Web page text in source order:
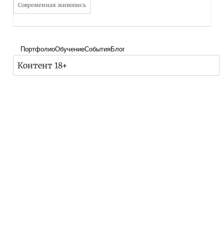
Современная живопись
ПортфолиоОбучениеСобытияБлог
Контент 18+